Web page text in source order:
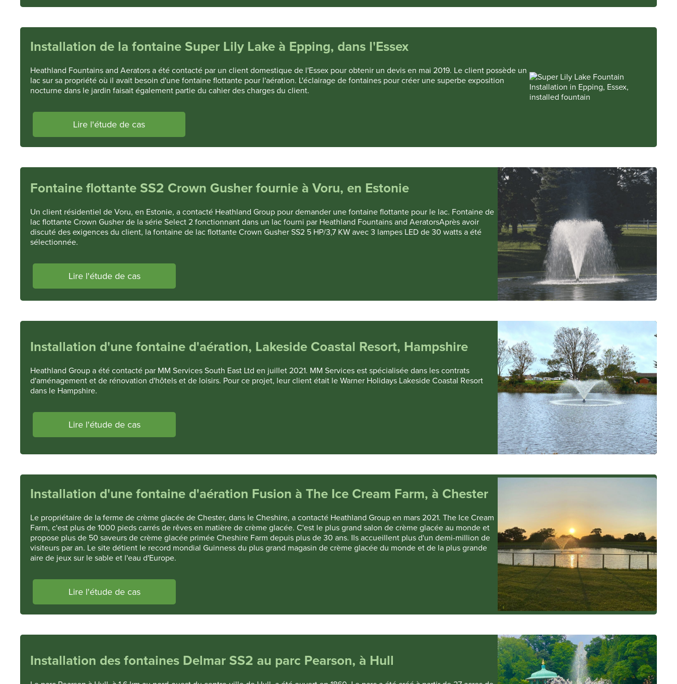
Installation de la fontaine Super Lily Lake à Epping, dans l'Essex
Heathland Fountains and Aerators a été contacté par un client domestique de l'Essex pour obtenir un devis en mai 2019. Le client possède un
lac sur sa propriété où il avait besoin d'une fontaine flottante pour l'aération. L'éclairage de fontaines pour créer une superbe exposition
nocturne dans le jardin faisait également partie du cahier des charges du client.
Lire l'étude de cas
Fontaine flottante SS2 Crown Gusher fournie à Voru, en Estonie
Un client résidentiel de Voru, en Estonie, a contacté Heathland Group pour demander une fontaine flottante pour le lac. Fontaine de
lac flottante Crown Gusher de la série Select 2 fonctionnant dans un lac fourni par Heathland Fountains and AeratorsAprès avoir
discuté des exigences du client, la fontaine de lac flottante Crown Gusher SS2 5 HP/3,7 KW avec 3 lampes LED de 30 watts a été
sélectionnée.
Lire l'étude de cas
Installation d'une fontaine d'aération, Lakeside Coastal Resort, Hampshire
Heathland Group a été contacté par MM Services South East Ltd en juillet 2021. MM Services est spécialisée dans les contrats
d'aménagement et de rénovation d'hôtels et de loisirs. Pour ce projet, leur client était le Warner Holidays Lakeside Coastal Resort
dans le Hampshire.
Lire l'étude de cas
Installation d'une fontaine d'aération Fusion à The Ice Cream Farm, à Chester
Le propriétaire de la ferme de crème glacée de Chester, dans le Cheshire, a contacté Heathland Group en mars 2021. The Ice Cream
Farm, c'est plus de 1000 pieds carrés de rêves en matière de crème glacée. C'est le plus grand salon de crème glacée au monde et
propose plus de 50 saveurs de crème glacée primée Cheshire Farm depuis plus de 30 ans. Ils accueillent plus d'un demi-million de
visiteurs par an. Le site détient le record mondial Guinness du plus grand magasin de crème glacée du monde et de la plus grande
aire de jeux sur le sable et l'eau d'Europe.
Lire l'étude de cas
Installation des fontaines Delmar SS2 au parc Pearson, à Hull